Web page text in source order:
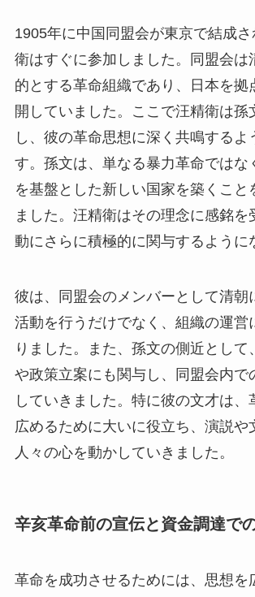
1905年に中国同盟会が東京で結成
衛はすぐに参加しました。同盟会は
的とする革命組織であり、日本を拠
開していました。ここで汪精衛は孫
し、彼の革命思想に深く共鳴するよ
す。孫文は、単なる暴力革命ではな
を基盤とした新しい国家を築くこと
ました。汪精衛はその理念に感銘を
動にさらに積極的に関与するように
彼は、同盟会のメンバーとして清朝
活動を行うだけでなく、組織の運営
りました。また、孫文の側近として
や政策立案にも関与し、同盟会内で
していきました。特に彼の文才は、
広めるために大いに役立ち、演説や
人々の心を動かしていきました。
辛亥革命前の宣伝と資金調達で
革命を成功させるためには、思想を